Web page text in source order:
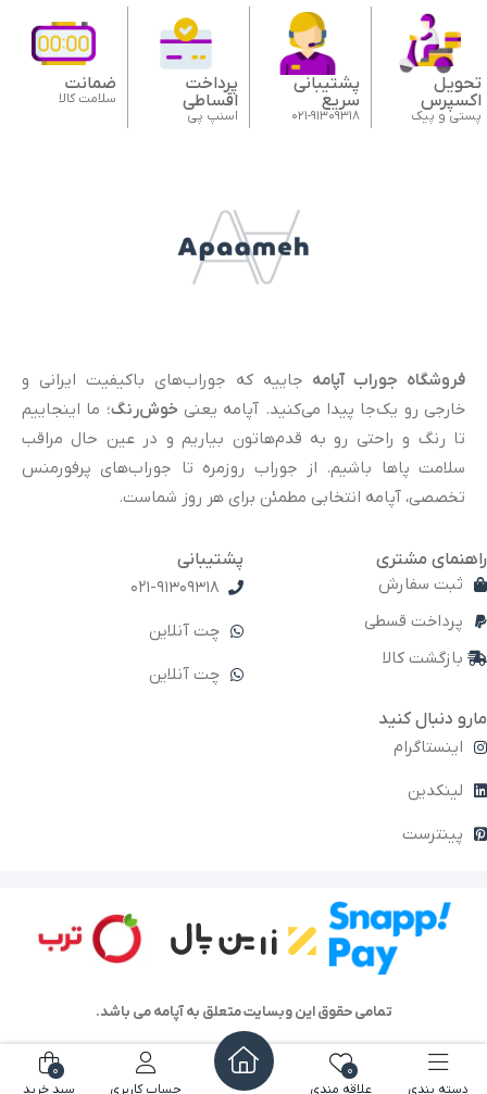
تحویل
اکسپرس
پستی و پیک
پشتیبانی
سریع
021-91309318
پرداخت
اقساطی
اسنپ پی
ضمانت
سلامت کالا
فروشگاه جوراب آپامه جاییه که جوراب‌های باکیفیت ایرانی و
خارجی رو یک‌جا پیدا می‌کنید. آپامه یعنی خوش‌رنگ؛ ما اینجاییم
تا رنگ و راحتی رو به قدم‌هاتون بیاریم و در عین حال مراقب
سلامت پاها باشیم. از جوراب روزمره تا جوراب‌های پرفورمنس
تخصصی، آپامه انتخابی مطمئن برای هر روز شماست.
راهنمای مشتری
ثبت سفارش
پرداخت قسطی
بازگشت کالا
پشتیبانی
021-91309318
چت آنلاین
چت آنلاین
مارو دنبال کنید
اینستاگرام
لینکدین
پینترست
تمامی حقوق این وبسایت متعلق به آپامه می باشد.
دسته بندی
0
علاقه مندی حساب کاربری
0
سبد خرید